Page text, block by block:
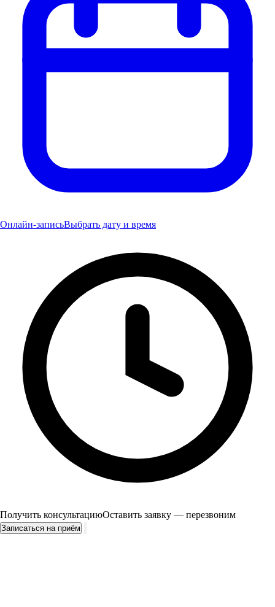
Онлайн-записьВыбрать дату и время
Получить консультациюОставить заявку — перезвоним
Записаться на приём